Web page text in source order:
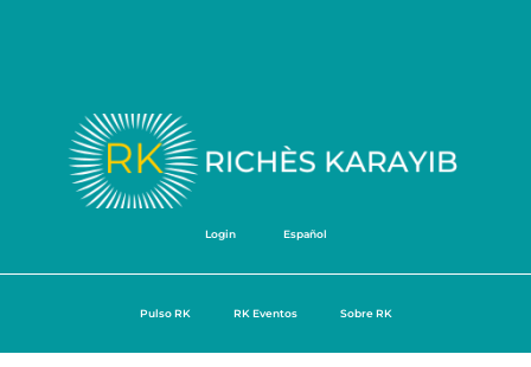
Login Español
Pulso RK RK Eventos Sobre RK